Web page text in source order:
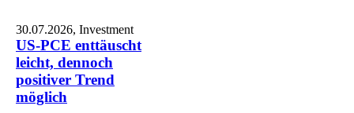
30.07.2026, Investment
US-PCE enttäuscht
leicht, dennoch
positiver Trend
möglich